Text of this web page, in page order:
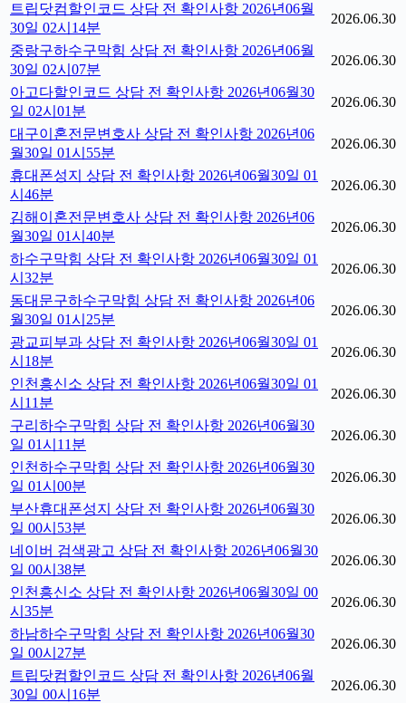
트립닷컴할인코드 상담 전 확인사항 2026년06월
30일 02시14분
2026.06.30
중랑구하수구막힘 상담 전 확인사항 2026년06월
30일 02시07분
2026.06.30
아고다할인코드 상담 전 확인사항 2026년06월30
일 02시01분
2026.06.30
대구이혼전문변호사 상담 전 확인사항 2026년06
월30일 01시55분
2026.06.30
휴대폰성지 상담 전 확인사항 2026년06월30일 01
시46분
2026.06.30
김해이혼전문변호사 상담 전 확인사항 2026년06
월30일 01시40분
2026.06.30
하수구막힘 상담 전 확인사항 2026년06월30일 01
시32분
2026.06.30
동대문구하수구막힘 상담 전 확인사항 2026년06
월30일 01시25분
2026.06.30
광교피부과 상담 전 확인사항 2026년06월30일 01
시18분
2026.06.30
인천흥신소 상담 전 확인사항 2026년06월30일 01
시11분
2026.06.30
구리하수구막힘 상담 전 확인사항 2026년06월30
일 01시11분
2026.06.30
인천하수구막힘 상담 전 확인사항 2026년06월30
일 01시00분
2026.06.30
부산휴대폰성지 상담 전 확인사항 2026년06월30
일 00시53분
2026.06.30
네이버 검색광고 상담 전 확인사항 2026년06월30
일 00시38분
2026.06.30
인천흥신소 상담 전 확인사항 2026년06월30일 00
시35분
2026.06.30
하남하수구막힘 상담 전 확인사항 2026년06월30
일 00시27분
2026.06.30
트립닷컴할인코드 상담 전 확인사항 2026년06월
30일 00시16분
2026.06.30